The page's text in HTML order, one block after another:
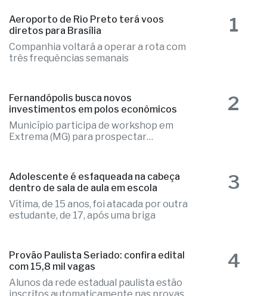
Aeroporto de Rio Preto terá voos
diretos para Brasília
Companhia voltará a operar a rota com
três frequências semanais
1
Fernandópolis busca novos
investimentos em polos econômicos
Município participa de workshop em
Extrema (MG) para prospectar
2
Adolescente é esfaqueada na cabeça
dentro de sala de aula em escola
Vítima, de 15 anos, foi atacada por outra
estudante, de 17, após uma briga
3
Provão Paulista Seriado: confira edital
com 15,8 mil vagas
Alunos da rede estadual paulista estão
4